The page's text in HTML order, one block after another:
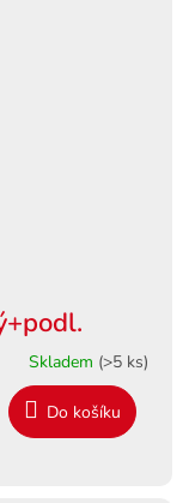
Skladem (>5 ks)
Do košíku